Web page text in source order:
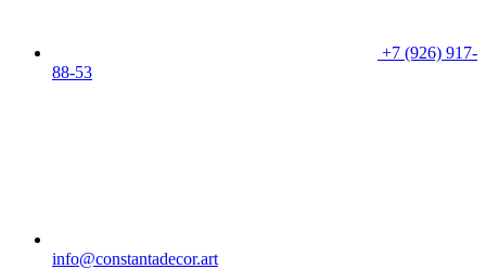
+7 (926) 917-
88-53
info@constantadecor.art